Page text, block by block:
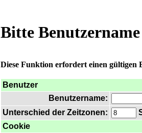
Bitte
Diese Funktion erfordert einen gültigen
Benutzer
Benutzername:
Unterschied der Zeitzonen:
Cookie